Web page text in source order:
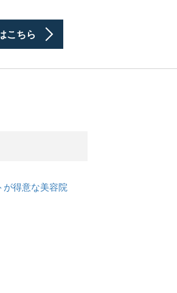
こちら
が得意な美容院